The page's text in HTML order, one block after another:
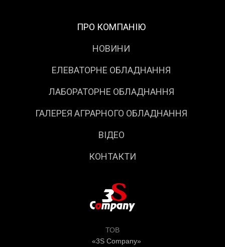
ПРО КОМПАНІЮ
НОВИНИ
ЕЛЕВАТОРНЕ ОБЛАДНАННЯ
ЛАБОРАТОРНЕ ОБЛАДНАННЯ
ГАЛЕРЕЯ АГРАРНОГО ОБЛАДНАННЯ
ВІДЕО
КОНТАКТИ
ТОВ
«3S Company»